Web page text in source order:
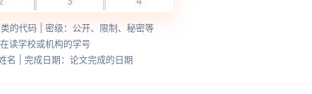
的代码 | 密级：公开、限制、秘密等
读学校或机构的学号
名 | 完成日期：论文完成的日期